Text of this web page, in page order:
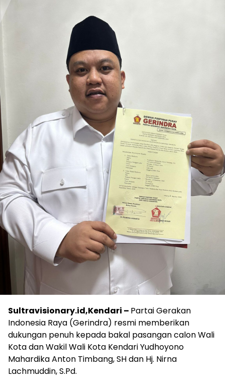
Sultravisionary.id,Kendari – Partai Gerakan
Indonesia Raya (Gerindra) resmi memberikan
dukungan penuh kepada bakal pasangan calon Wali
Kota dan Wakil Wali Kota Kendari Yudhoyono
Mahardika Anton Timbang, SH dan Hj. Nirna
Lachmuddin, S.Pd.